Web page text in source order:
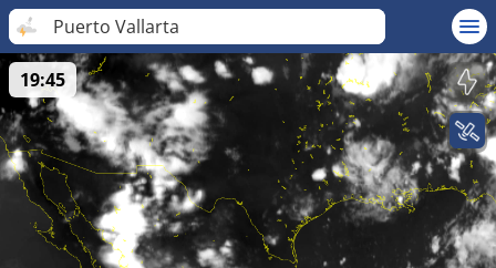
Puerto Vallarta
19:45